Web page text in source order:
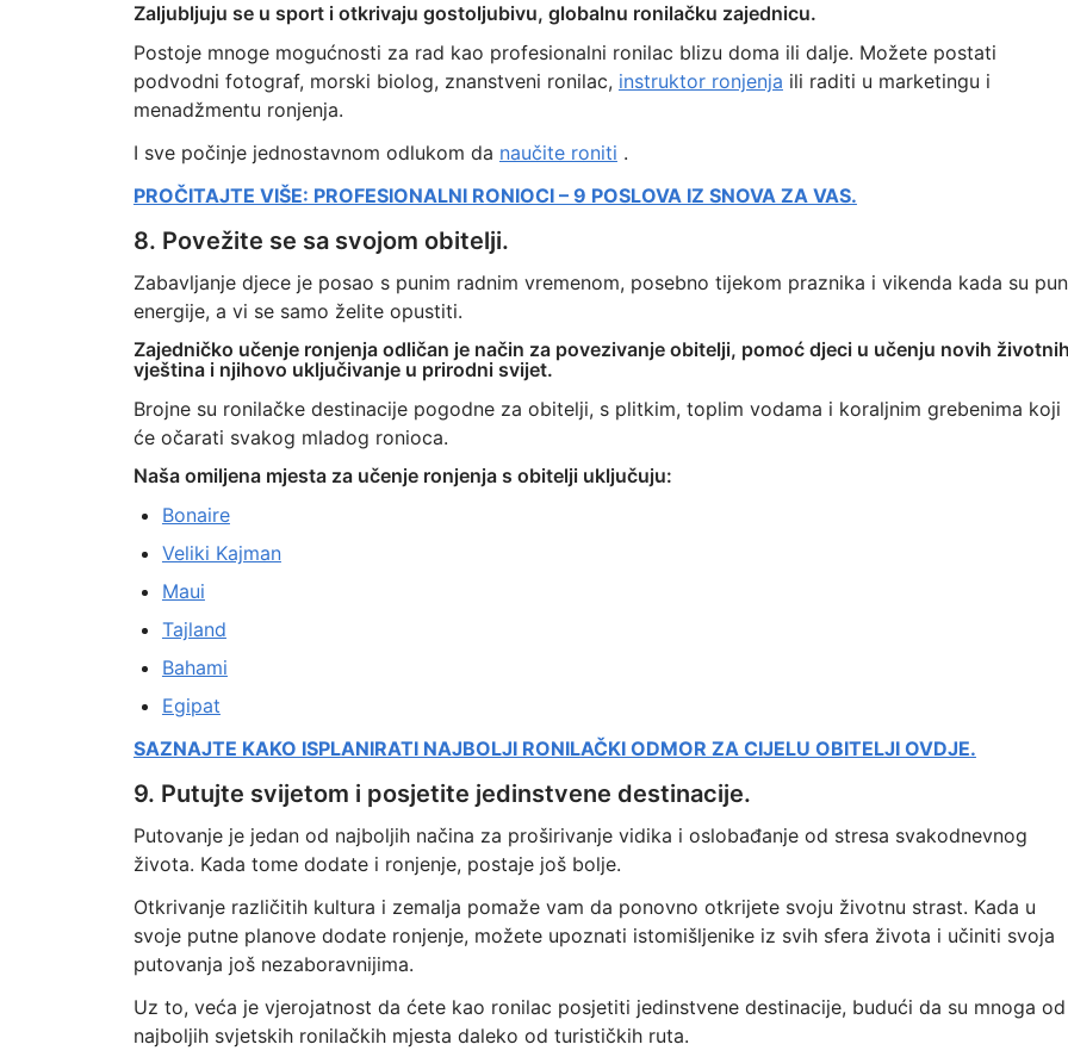
Zaljubljuju se u sport i otkrivaju gostoljubivu, globalnu ronilačku zajednicu.
Postoje mnoge mogućnosti za rad kao profesionalni ronilac blizu doma ili dalje. Možete postati
podvodni fotograf, morski biolog, znanstveni ronilac, instruktor ronjenja ili raditi u marketingu i
menadžmentu ronjenja.
I sve počinje jednostavnom odlukom da naučite roniti .
PROČITAJTE VIŠE: PROFESIONALNI RONIOCI – 9 POSLOVA IZ SNOVA ZA VAS.
8. Povežite se sa svojom obitelji.
Zabavljanje djece je posao s punim radnim vremenom, posebno tijekom praznika i vikenda kada su
energije, a vi se samo želite opustiti.
Zajedničko učenje ronjenja odličan je način za povezivanje obitelji, pomoć djeci u učenju novih
vještina i njihovo uključivanje u prirodni svijet.
Brojne su ronilačke destinacije pogodne za obitelji, s plitkim, toplim vodama i koraljnim grebenima koji
će očarati svakog mladog ronioca.
Naša omiljena mjesta za učenje ronjenja s obitelji uključuju:
Bonaire
Veliki Kajman
Maui
Tajland
Bahami
Egipat
SAZNAJTE KAKO ISPLANIRATI NAJBOLJI RONILAČKI ODMOR ZA CIJELU OBITELJI OVDJE.
9. Putujte svijetom i posjetite jedinstvene destinacije.
Putovanje je jedan od najboljih načina za proširivanje vidika i oslobađanje od stresa svakodnevnog
života. Kada tome dodate i ronjenje, postaje još bolje.
Otkrivanje različitih kultura i zemalja pomaže vam da ponovno otkrijete svoju životnu strast. Kada u
svoje putne planove dodate ronjenje, možete upoznati istomišljenike iz svih sfera života i učiniti svoja
putovanja još nezaboravnijima.
Uz to, veća je vjerojatnost da ćete kao ronilac posjetiti jedinstvene destinacije, budući da su mnoga od
najboljih svjetskih ronilačkih mjesta daleko od turističkih ruta.